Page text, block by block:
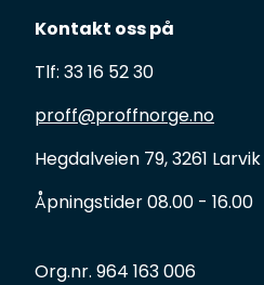
Kontakt oss på
Tlf: 33 16 52 30
proff@proffnorge.no
Hegdalveien 79, 3261 Larvik
Åpningstider 08.00 - 16.00
Org.nr. 964 163 006